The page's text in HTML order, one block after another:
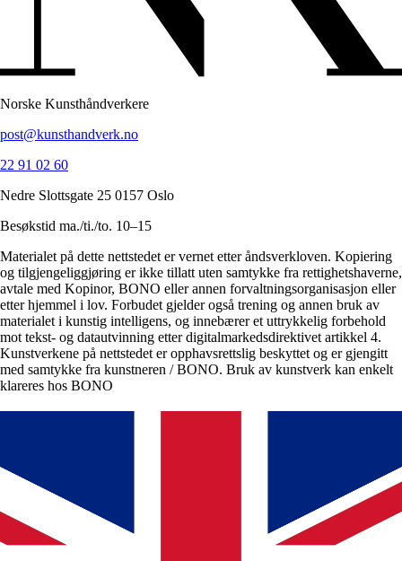
Norske Kunsthåndverkere
post@kunsthandverk.no
22 91 02 60
Nedre Slottsgate 25 0157 Oslo
Besøkstid ma./ti./to. 10–15
Materialet på dette nettstedet er vernet etter åndsverkloven. Kopiering
og tilgjengeliggjøring er ikke tillatt uten samtykke fra rettighetshaverne,
avtale med Kopinor, BONO eller annen forvaltningsorganisasjon eller
etter hjemmel i lov. Forbudet gjelder også trening og annen bruk av
materialet i kunstig intelligens, og innebærer et uttrykkelig forbehold
mot tekst- og datautvinning etter digitalmarkedsdirektivet artikkel 4.
Kunstverkene på nettstedet er opphavsrettslig beskyttet og er gjengitt
med samtykke fra kunstneren / BONO. Bruk av kunstverk kan enkelt
klareres hos BONO